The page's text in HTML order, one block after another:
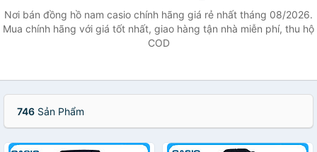
Nơi bán đồng hồ nam casio chính hãng giá rẻ nhất tháng 08/2026.
Mua chính hãng với giá tốt nhất, giao hàng tận nhà miễn phí, thu hộ
COD
746 Sản Phẩm